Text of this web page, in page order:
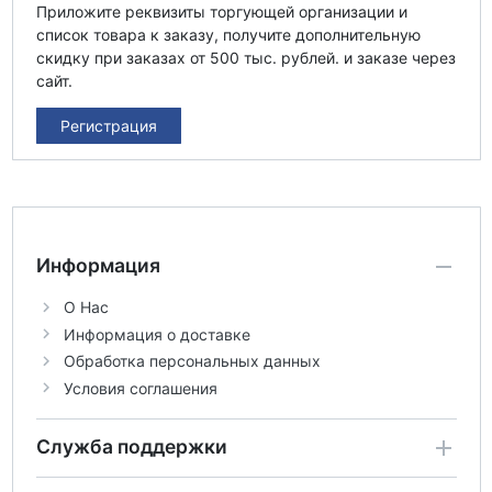
Приложите реквизиты торгующей организации и
список товара к заказу, получите дополнительную
скидку при заказах от 500 тыс. рублей. и заказе через
сайт.
Регистрация
Информация
О Нас
Информация о доставке
Обработка персональных данных
Условия соглашения
Служба поддержки